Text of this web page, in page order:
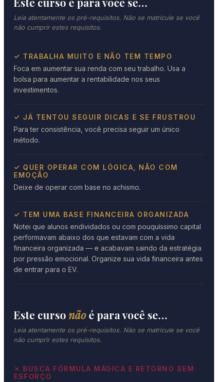
Leia atentamente os pré-requisitos. Não se matricule se você
não cumprir estes requisitos.
✓ TRABALHA MUITO E NÃO TEM TEMPO
Foca em aumentar sua renda com seu trabalho. Usa a
bolsa para aumentar a rentabilidade nos seus
investimentos.
✓ JÁ TENTOU SEGUIR DICAS E SE FRUSTROU
Para ter consistência, você precisa seguir um único
método.
✓ QUER OPERAR COM LÓGICA, NÃO COM
EMOÇÃO
Deixe de operar com base no achismo.
✓ TEM UMA BASE FINANCEIRA ORGANIZADA
Notei que alunos endividados ou com pouquíssimo capital
performavam abaixo dos que estavam com a vida
financeira organizada — e acabavam saindo da estratégia
por pressão emocional. Organize sua vida financeira antes
de entrar para o EV.
Este curso não é para você se…
Leia atentamente os pré-requisitos. Não se matricule se você
não cumprir estes requisitos.
✗ BUSCA FÓRMULA MÁGICA E RETORNO SEM
ESFORÇO